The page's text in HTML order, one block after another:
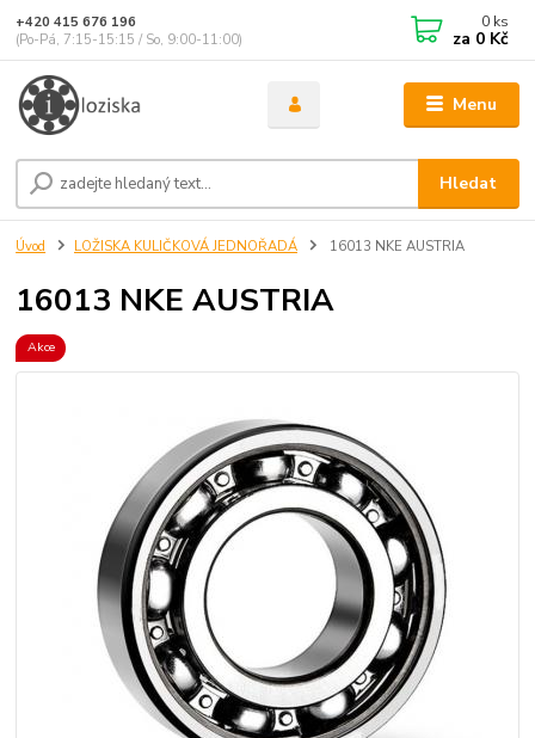
Menu
Hledat
+420 415 676 196
(Po-Pá, 7:15-15:15 / So, 9:00-11:00)
0 ks
za 0 Kč
Úvod LOŽISKA KULIČKOVÁ JEDNOŘADÁ 16013 NKE AUSTRIA
16013 NKE AUSTRIA
Akce